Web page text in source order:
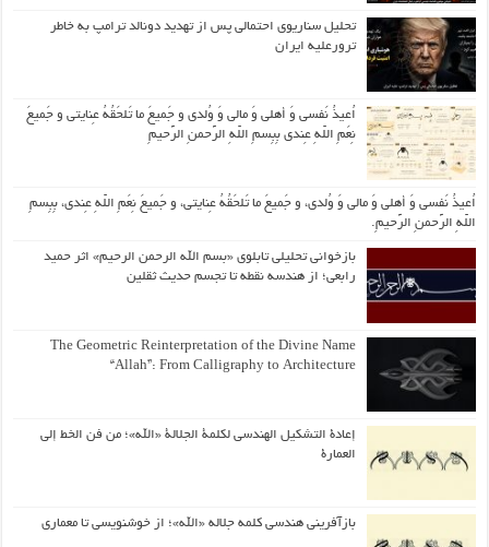
تحلیل سناریوی احتمالی پس از تهدید دونالد ترامپ به خاطر
ترورعلیه ایران
اُعیذُ نَفسی وَ أهلی وَ مالی وَ وُلدی و جَمیعَ ما تَلحَقُهُ عِنایتی و جَمیعَ
نِعَمِ اللّهِ عِندی بِبِسمِ اللّهِ الرَّحمنِ الرَّحیمِ
اُعیذُ نَفسی وَ أهلی وَ مالی وَ وُلدی، و جَمیعَ ما تَلحَقُهُ عِنایتی، و جَمیعَ نِعَمِ اللّهِ عِندی، بِبِسمِ
اللّهِ الرَّحمنِ الرَّحیمِ.
بازخوانی تحلیلی تابلوی «بسم الله الرحمن الرحیم» اثر حمید
رابعی؛ از هندسه نقطه تا تجسم حدیث ثقلین
The Geometric Reinterpretation of the Divine Name
“Allah”: From Calligraphy to Architecture
إعادة التشكيل الهندسي لكلمة الجلالة «الله»؛ من فن الخط إلى
العمارة
بازآفرینی هندسی کلمه جلاله «الله»؛ از خوشنویسی تا معماری